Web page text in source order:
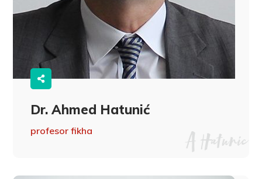
Dr. Ahmed Hatunić
profesor fikha